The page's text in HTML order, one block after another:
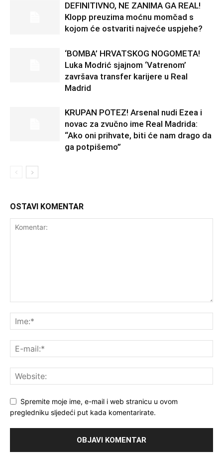
DEFINITIVNO, NE ZANIMA GA REAL!
Klopp preuzima moćnu momčad s
kojom će ostvariti najveće uspjehe?
‘BOMBA’ HRVATSKOG NOGOMETA!
Luka Modrić sjajnom ‘Vatrenom’
završava transfer karijere u Real
Madrid
KRUPAN POTEZ! Arsenal nudi Ezea i
novac za zvučno ime Real Madrida:
“Ako oni prihvate, biti će nam drago da
ga potpišemo”
OSTAVI KOMENTAR
Spremite moje ime, e-mail i web stranicu u ovom
pregledniku sljedeći put kada komentarirate.